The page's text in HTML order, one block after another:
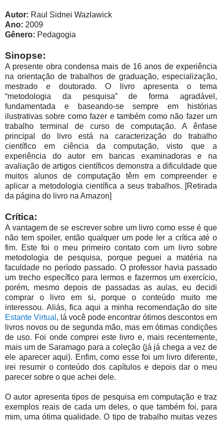
Autor: Raul Sidnei Wazlawick
Ano: 2009
Gênero: Pedagogia
Sinopse:
A presente obra condensa mais de 16 anos de experiência
na orientação de trabalhos de graduação, especialização,
mestrado e doutorado. O livro apresenta o tema
“metodologia da pesquisa” de forma agradável,
fundamentada e baseando-se sempre em histórias
ilustrativas sobre como fazer e também como não fazer um
trabalho terminal de curso de computação. A ênfase
principal do livro está na caracterização do trabalho
científico em ciência da computação, visto que a
experiência do autor em bancas examinadoras e na
avaliação de artigos científicos demonstra a dificuldade que
muitos alunos de computação têm em compreender e
aplicar a metodologia científica a seus trabalhos. [Retirada
da página do livro na Amazon]
Crítica:
A vantagem de se escrever sobre um livro como esse é que
não tem spoiler, então qualquer um pode ler a crítica até o
fim. Este foi o meu primeiro contato com um livro sobre
metodologia de pesquisa, porque peguei a matéria na
faculdade no período passado. O professor havia passado
um trecho específico para lermos e fazermos um exercício,
porém, mesmo depois de passadas as aulas, eu decidi
comprar o livro em si, porque o conteúdo muito me
interessou. Aliás, fica aqui a minha recomendação do site
Estante Virtual , lá você pode encontrar ótimos descontos em
livros novos ou de segunda mão, mas em ótimas condições
de uso. Foi onde comprei este livro e, mais recentemente,
mais um de Saramago para a coleção (já já chega a vez de
ele aparecer aqui). Enfim, como esse foi um livro diferente,
irei resumir o conteúdo dos capítulos e depois dar o meu
parecer sobre o que achei dele.
O autor apresenta tipos de pesquisa em computação e traz
exemplos reais de cada um deles, o que também foi, para
mim, uma ótima qualidade. O tipo de trabalho muitas vezes